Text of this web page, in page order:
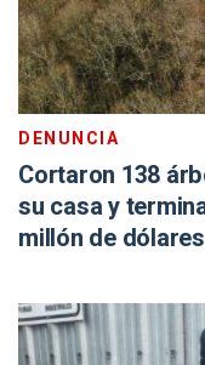
DENUNCIA
Cortaron 138
su casa y
millón de dólares